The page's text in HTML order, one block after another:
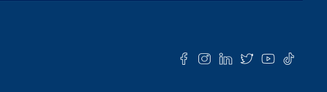
conforme exposto no contrato de prestação de